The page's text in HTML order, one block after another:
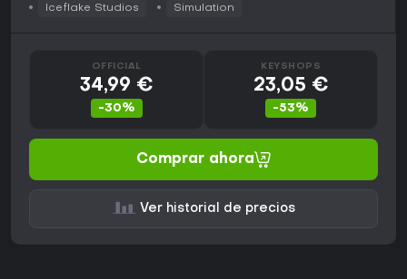
Iceflake Studios Simulation
OFFICIAL
34,99 €
-30%
KEYSHOPS
23,05 €
-53%
Comprar ahora
Ver historial de precios